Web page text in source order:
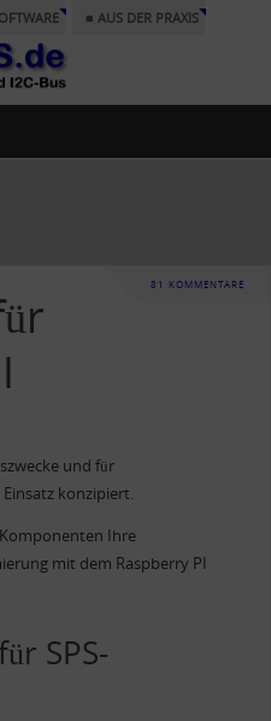
■ AUS DER PRAXIS
81 KOMMENTARE
und für
konzipiert.
Ihre
mit dem Raspberry PI
SPS-